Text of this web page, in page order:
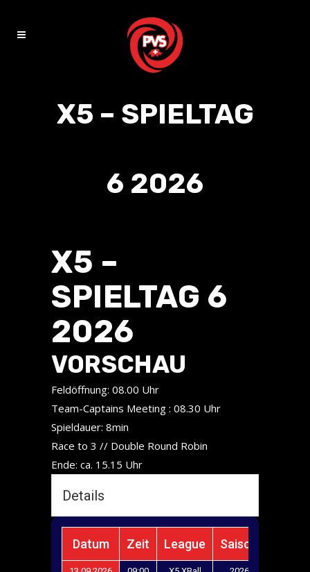
X5 – SPIELTAG
6 2026
X5 –
SPIELTAG 6
2026
VORSCHAU
Feldöffnung: 08.00 Uhr
Team-Captains Meeting : 08.30 Uhr
Spieldauer: 8min
Race to 3 // Double Round Robin
Ende: ca. 15.15 Uhr
Details
Datum Zeit League Saison